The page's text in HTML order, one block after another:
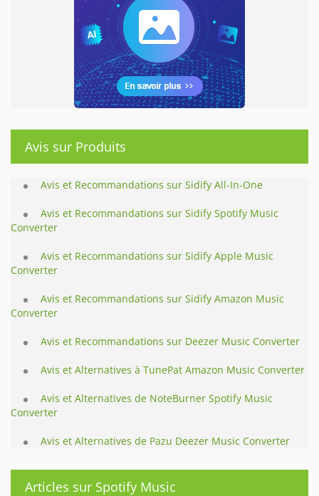
Avis sur Produits
Avis et Recommandations sur Sidify All-In-One
Avis et Recommandations sur Sidify Spotify Music
Converter
Avis et Recommandations sur Sidify Apple Music
Converter
Avis et Recommandations sur Sidify Amazon Music
Converter
Avis et Recommandations sur Deezer Music Converter
Avis et Alternatives à TunePat Amazon Music Converter
Avis et Alternatives de NoteBurner Spotify Music
Converter
Avis et Alternatives de Pazu Deezer Music Converter
Articles sur Spotify Music